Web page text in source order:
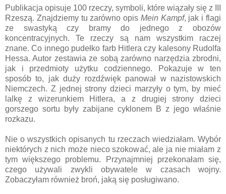
Publikacja opisuje 100 rzeczy, symboli, które wiązały się z III
Rzeszą. Znajdziemy tu zarówno opis Mein Kampf, jak i flagi
ze swastyką czy bramy do jednego z obozów
koncentracyjnych. Te rzeczy są nam wszystkim raczej
znane. Co innego pudełko farb Hitlera czy kalesony Rudolfa
Hessa. Autor zestawia ze sobą zarówno narzędzia zbrodni,
jak i przedmioty użytku codziennego. Pokazuje w ten
sposób to, jak duży rozdźwięk panował w nazistowskich
Niemczech. Z jednej strony dzieci marzyły o tym, by mieć
lalkę z wizerunkiem Hitlera, a z drugiej strony dzieci
gorszego sortu były zabijane cyklonem B z jego właśnie
rozkazu.
Nie o wszystkich opisanych tu rzeczach wiedziałam. Wybór
niektórych z nich może nieco szokować, ale ja nie miałam z
tym większego problemu. Przynajmniej przekonałam się,
czego używali zwykli obywatele w czasach wojny.
Zobaczyłam również broń, jaką się posługiwano.